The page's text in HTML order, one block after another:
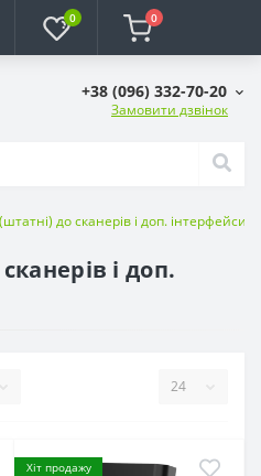
0 0
+38 (096) 332-70-20
Замовити дзвінок
до сканерів і доп. інтерфейси
і доп.
Хіт продажу